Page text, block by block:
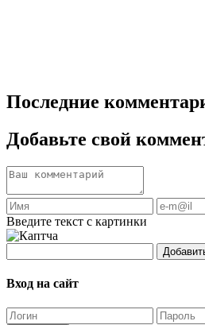
Последние
Добавьте свой
Введите текст с картинки
Вход на сайт